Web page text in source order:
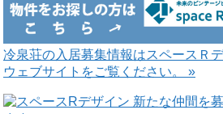
冷泉荘の入居募集情報はスペースＲ
ウェブサイトをご覧ください。 »